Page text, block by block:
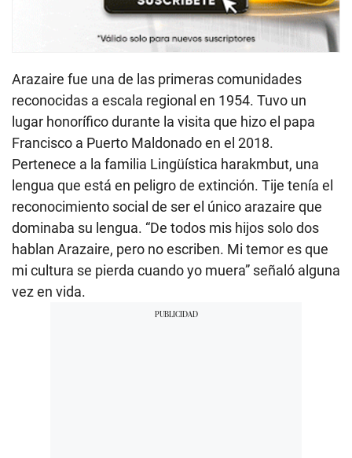
Arazaire fue una de las primeras comunidades
reconocidas a escala regional en 1954. Tuvo un
lugar honorífico durante la visita que hizo el papa
Francisco a Puerto Maldonado en el 2018.
Pertenece a la familia Lingüística harakmbut, una
lengua que está en peligro de extinción. Tije tenía el
reconocimiento social de ser el único arazaire que
dominaba su lengua. “De todos mis hijos solo dos
hablan Arazaire, pero no escriben. Mi temor es que
mi cultura se pierda cuando yo muera” señaló alguna
vez en vida.